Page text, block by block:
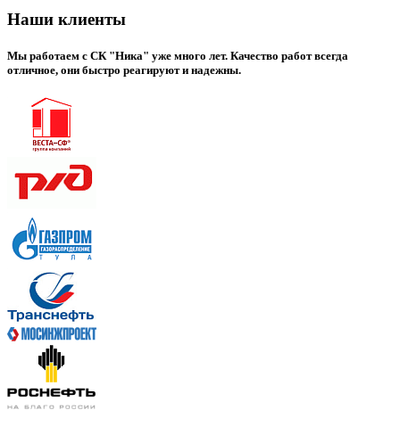
Наши клиенты
Мы работаем с СК "Ника" уже много лет. Качество работ всегда
отличное, они быстро реагируют и надежны.